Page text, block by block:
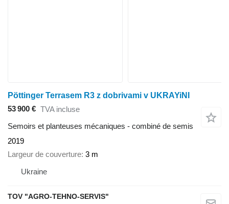
Pöttinger Terrasem R3 z dobrivami v UKRAYiNI
53 900 € TVA incluse
Semoirs et planteuses mécaniques - combiné de semis
2019
Largeur de couverture 3 m
Ukraine
TOV "AGRO-TEHNO-SERVIS"